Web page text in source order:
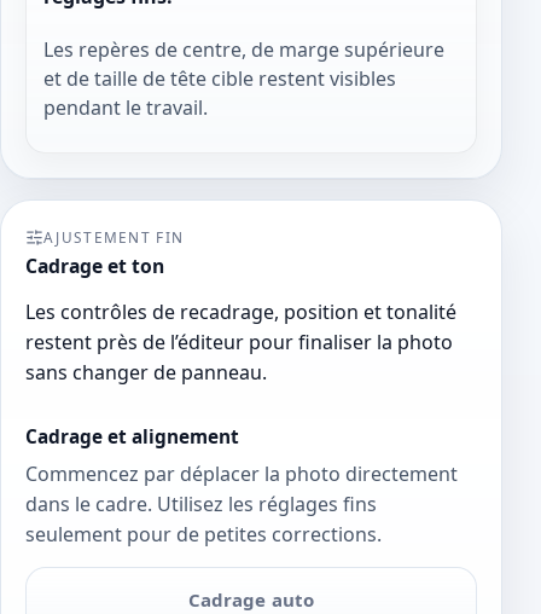
Les repères de centre, de marge supérieure
et de taille de tête cible restent visibles
pendant le travail.
AJUSTEMENT FIN
Cadrage et ton
Les contrôles de recadrage, position et tonalité
restent près de l’éditeur pour finaliser la photo
sans changer de panneau.
Cadrage et alignement
Commencez par déplacer la photo directement
dans le cadre. Utilisez les réglages fins
seulement pour de petites corrections.
Cadrage auto